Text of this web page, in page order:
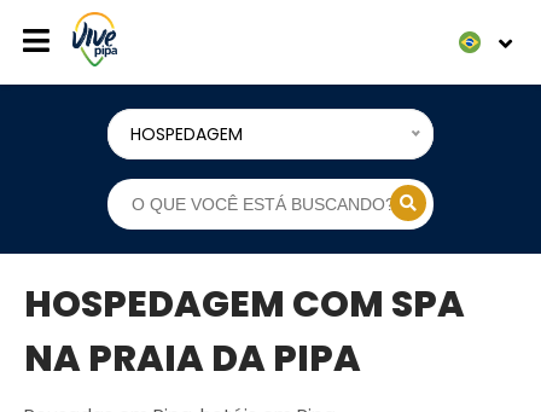
HOSPEDAGEM
HOSPEDAGEM COM SPA
NA PRAIA DA PIPA